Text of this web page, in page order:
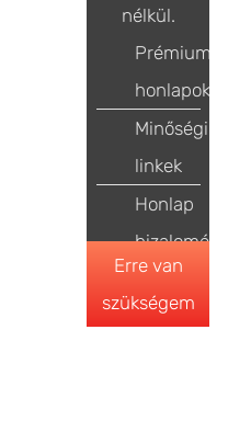
nélkül.
Prémium
honlapok
Minőségi
linkek
Honlap
bizalomépítés
Erre van
szükségem